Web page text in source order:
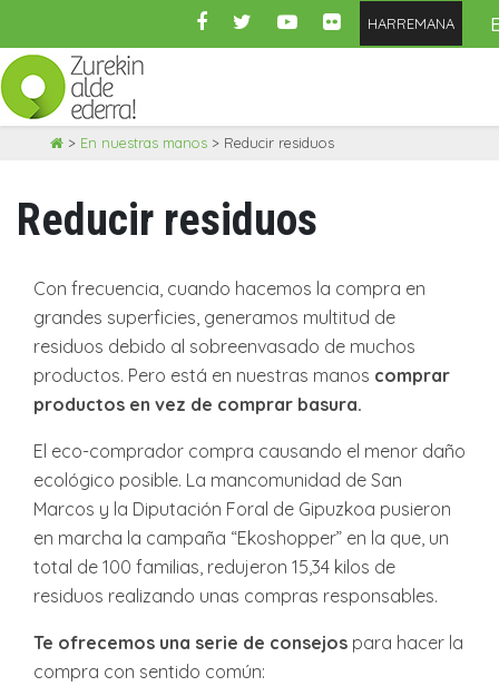
HARREMANA
> En nuestras manos > Reducir residuos
Reducir residuos
Con frecuencia, cuando hacemos la compra en
grandes superficies, generamos multitud de
residuos debido al sobreenvasado de muchos
productos. Pero está en nuestras manos comprar
productos en vez de comprar basura.
El eco-comprador compra causando el menor daño
ecológico posible. La mancomunidad de San
Marcos y la Diputación Foral de Gipuzkoa pusieron
en marcha la campaña “Ekoshopper” en la que, un
total de 100 familias, redujeron 15,34 kilos de
residuos realizando unas compras responsables.
Te ofrecemos una serie de consejos para hacer la
compra con sentido común: